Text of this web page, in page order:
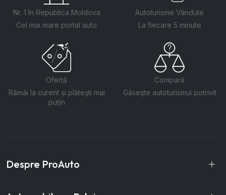
Nr. 1 în Republica Moldova
Cel mai mare portal auto
Autoturisme Vândute
La fiecare 5 minute
Ofertă
Rămâi la curent și plătești mai
puțin
Compară
Găsește autoturismul potrivit
Despre ProAuto